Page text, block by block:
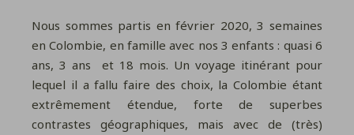
Nous sommes partis en février 2020, 3 semaines
en Colombie, en famille avec nos 3 enfants : quasi 6
ans, 3 ans et 18 mois. Un voyage itinérant pour
lequel il a fallu faire des choix, la Colombie étant
extrêmement étendue, forte de superbes
contrastes géographiques, mais avec de (très)